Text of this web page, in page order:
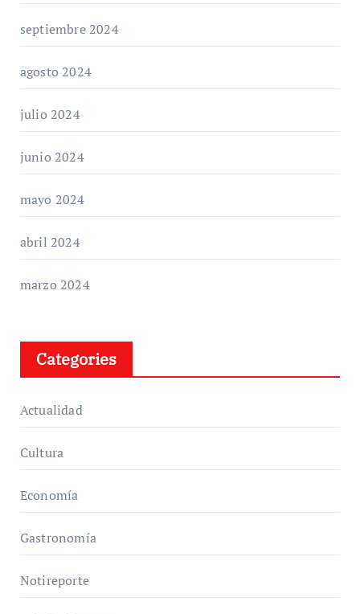
septiembre 2024
agosto 2024
julio 2024
junio 2024
mayo 2024
abril 2024
marzo 2024
Categories
Actualidad
Cultura
Economía
Gastronomía
Notireporte